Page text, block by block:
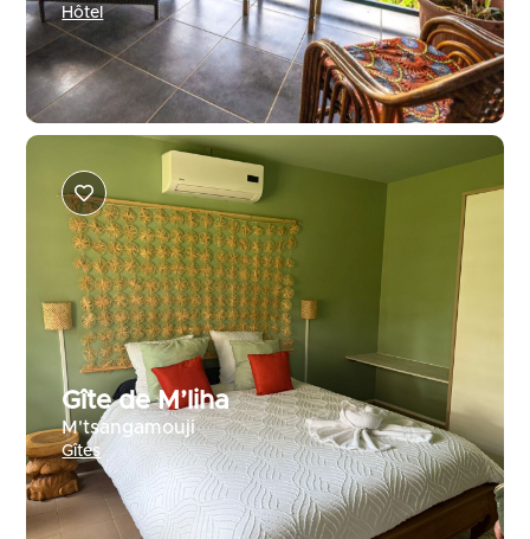
Hôtel
Gîte de M’liha
M'tsangamouji
Gîtes